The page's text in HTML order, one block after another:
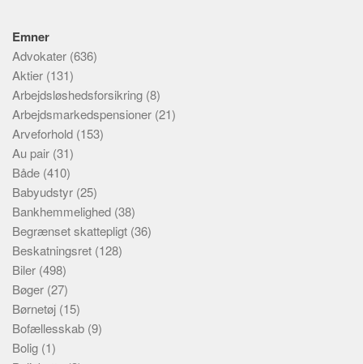
Emner
Advokater (636)
Aktier (131)
Arbejdsløshedsforsikring (8)
Arbejdsmarkedspensioner (21)
Arveforhold (153)
Au pair (31)
Både (410)
Babyudstyr (25)
Bankhemmelighed (38)
Begrænset skattepligt (36)
Beskatningsret (128)
Biler (498)
Bøger (27)
Børnetøj (15)
Bofællesskab (9)
Bolig (1)